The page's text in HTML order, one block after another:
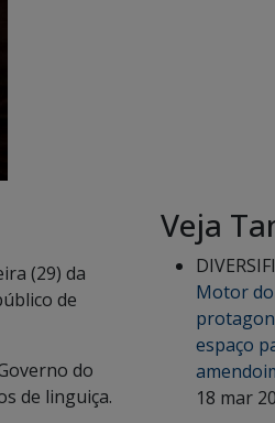
(29) da
de
do
de linguiça.
Veja
Motor do
espaço
18 mar